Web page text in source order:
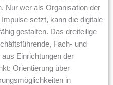
Nur wer als Organisation der
setzt, kann die digitale
gestalten. Das dreiteilige
Fach- und
aus Einrichtungen der
Orientierung über
in